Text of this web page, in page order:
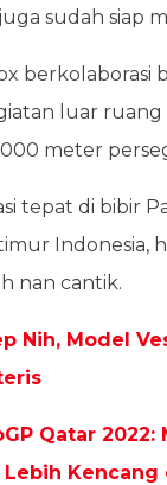
sudah siap
berkolaborasi
luar ruang
meter
tepat di bibir
Indonesia,
nan cantik.
Nih, Model
Qatar
Kencang